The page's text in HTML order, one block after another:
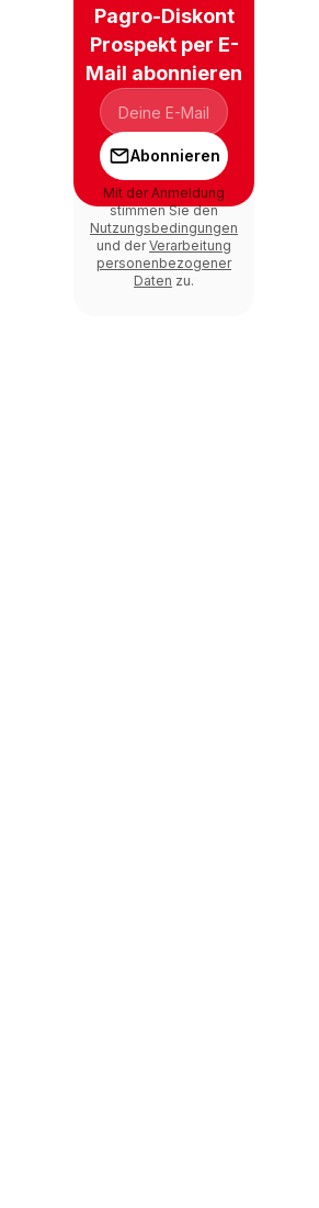
Pagro-Diskont
Prospekt per E-
Mail abonnieren
Abonnieren
Mit der Anmeldung
stimmen Sie den
Nutzungsbedingungen
und derVerarbeitung
personenbezogener
Daten zu.